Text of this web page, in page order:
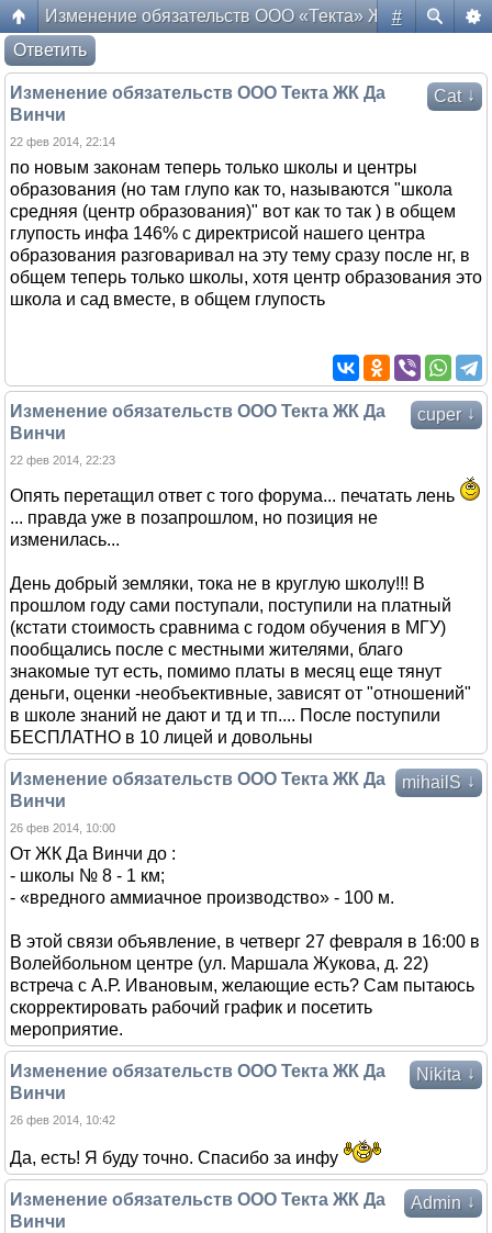
#
Изменение обязательств ООО «Текта» ЖК «Да
Форум жителей ЖК Да Винчи
Ответить
Cat ↓
Изменение обязательств ООО Текта ЖК Да
Винчи
22 фев 2014, 22:14
по новым законам теперь только школы и центры
образования (но там глупо как то, называются "школа
средняя (центр образования)" вот как то так ) в общем
глупость инфа 146% с директрисой нашего центра
образования разговаривал на эту тему сразу после нг, в
общем теперь только школы, хотя центр образования это
школа и сад вместе, в общем глупость
cuper ↓
Изменение обязательств ООО Текта ЖК Да
Винчи
22 фев 2014, 22:23
Опять перетащил ответ с того форума... печатать лень
... правда уже в позапрошлом, но позиция не
изменилась...
День добрый земляки, тока не в круглую школу!!! В
прошлом году сами поступали, поступили на платный
(кстати стоимость сравнима с годом обучения в МГУ)
пообщались после с местными жителями, благо
знакомые тут есть, помимо платы в месяц еще тянут
деньги, оценки -необъективные, зависят от "отношений"
в школе знаний не дают и тд и тп.... После поступили
БЕСПЛАТНО в 10 лицей и довольны
mihailS ↓
Изменение обязательств ООО Текта ЖК Да
Винчи
26 фев 2014, 10:00
От ЖК Да Винчи до :
- школы № 8 - 1 км;
- «вредного аммиачное производство» - 100 м.
В этой связи объявление, в четверг 27 февраля в 16:00 в
Волейбольном центре (ул. Маршала Жукова, д. 22)
встреча с А.Р. Ивановым, желающие есть? Сам пытаюсь
скорректировать рабочий график и посетить
мероприятие.
Nikita ↓
Изменение обязательств ООО Текта ЖК Да
Винчи
26 фев 2014, 10:42
Да, есть! Я буду точно. Спасибо за инфу
Admin ↓
Изменение обязательств ООО Текта ЖК Да
Винчи